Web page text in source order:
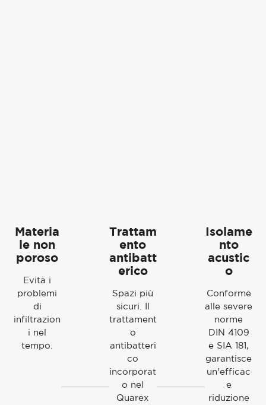
Materia
le non
poroso
Evita i
problemi
di
infiltrazion
i nel
tempo.
Trattam
ento
antibatt
erico
Spazi più
sicuri. Il
trattament
o
antibatteri
co
incorporat
o nel
Quarex
Isolame
nto
acustic
o
Conforme
alle severe
norme
DIN 4109
e SIA 181,
garantisce
un'efficac
e
riduzione